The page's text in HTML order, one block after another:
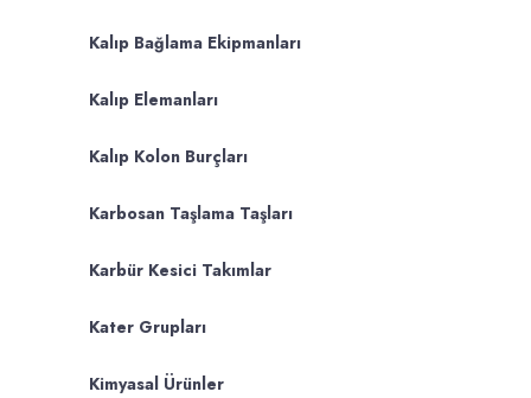
Kalıp Bağlama Ekipmanları
Kalıp Elemanları
Kalıp Kolon Burçları
Karbosan Taşlama Taşları
Karbür Kesici Takımlar
Kater Grupları
Kimyasal Ürünler